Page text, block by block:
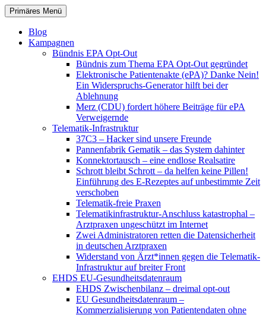
Zum
Inhalt
springen
patientenrechte-datenschutz.de
Suchen
Primäres Menü
Blog
Kampagnen
Bündnis EPA Opt-Out
Bündnis zum Thema EPA Opt-Out gegründet
Elektronische Patientenakte (ePA)? Danke Nein!
Ein Widerspruchs-Generator hilft bei der
Ablehnung
Merz (CDU) fordert höhere Beiträge für ePA
Verweigernde
Telematik-Infrastruktur
37C3 – Hacker sind unsere Freunde
Pannenfabrik Gematik – das System dahinter
Konnektortausch – eine endlose Realsatire
Schrott bleibt Schrott – da helfen keine Pillen!
Einführung des E-Rezeptes auf unbestimmte Zeit
verschoben
Telematik-freie Praxen
Telematikinfrastruktur-Anschluss katastrophal –
Arztpraxen ungeschützt im Internet
Zwei Administratoren retten die Datensicherheit
in deutschen Arztpraxen
Widerstand von Ärzt*innen gegen die Telematik-
Infrastruktur auf breiter Front
EHDS EU-Gesundheitsdatenraum
EHDS Zwischenbilanz – dreimal opt-out
EU Gesundheitsdatenraum –
Kommerzialisierung von Patientendaten ohne